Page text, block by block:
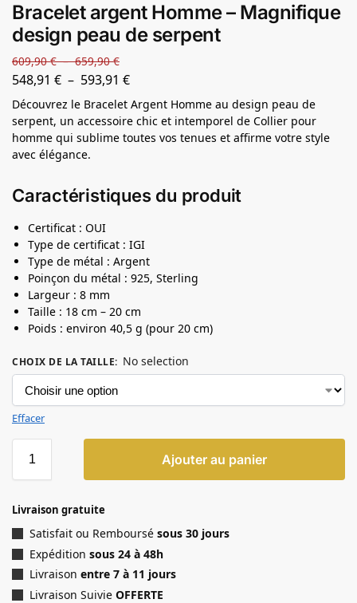
Bracelet argent Homme – Magnifique
design peau de serpent
609,90€ – 659,90€
548,91 € – 593,91 €
Découvrez le Bracelet Argent Homme au design peau de
serpent, un accessoire chic et intemporel de Collier pour
homme qui sublime toutes vos tenues et affirme votre style
avec élégance.
Caractéristiques du produit
Certificat : OUI
Type de certificat : IGI
Type de métal : Argent
Poinçon du métal : 925, Sterling
Largeur : 8 mm
Taille : 18 cm – 20 cm
Poids : environ 40,5 g (pour 20 cm)
CHOIX DE LA TAILLE: No selection
Effacer
Ajouter au panier
Livraison gratuite
Satisfait ou Remboursé sous 30 jours
Expédition sous 24 à 48h
Livraison entre 7 à 11 jours
Livraison Suivie OFFERTE